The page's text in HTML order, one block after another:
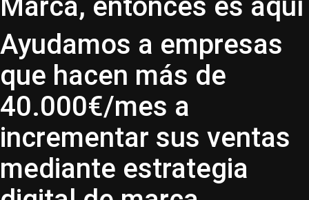
Marca, entonces es aquí
Ayudamos a empresas
que hacen más de
40.000€/mes a
incrementar sus ventas
mediante estrategia